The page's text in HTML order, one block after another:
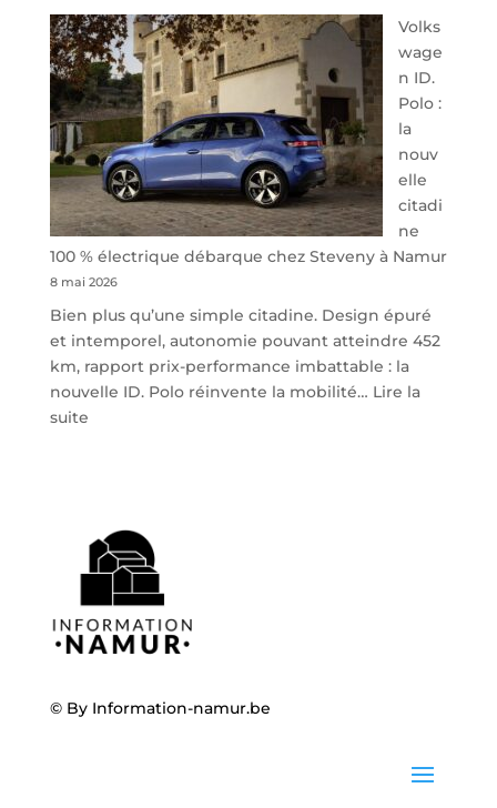
de
Charleroi
Volks
wage
n ID.
Polo :
la
nouv
elle
citadi
ne
100 % électrique débarque chez Steveny à Namur
8 mai 2026
Bien plus qu’une simple citadine. Design épuré
et intemporel, autonomie pouvant atteindre 452
km, rapport prix-performance imbattable : la
nouvelle ID. Polo réinvente la mobilité… Lire la
suite:
la
nouvelle
citadine
100
%
débarque
© By Information-namur.be